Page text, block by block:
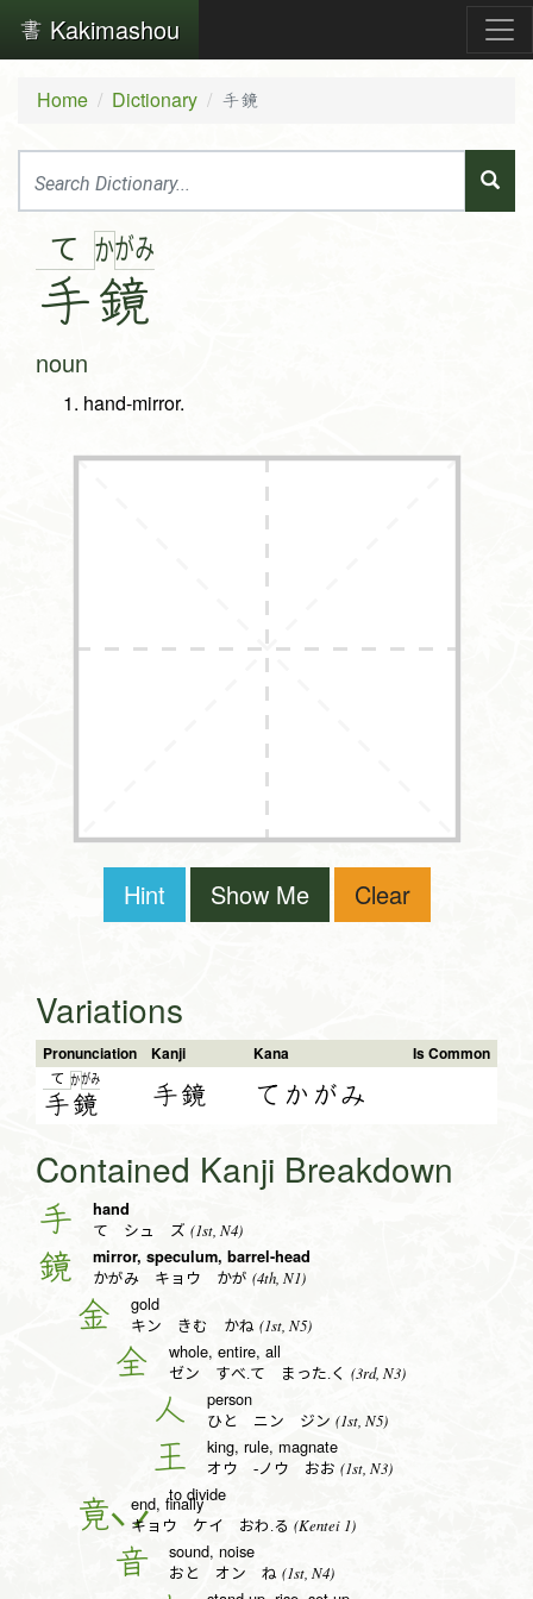
Kakimashou
Home Dictionary 手鏡
て
手
かがみ
鏡
noun
hand-mirror.
Hint Show Me Clear
Variations
Pronunciation Kanji Kana Is Common
て
手
かがみ
鏡 手鏡 てかがみ
Contained Kanji Breakdown
手 hand
て シュ ズ (1st, N4)
鏡 mirror, speculum, barrel-head
かがみ キョウ かが (4th, N1)
金 gold
キン きむ かね (1st, N5)
全 whole, entire, all
ゼン すべ.て まった.く (3rd, N3)
人 person
ひと ニン ジン (1st, N5)
王 king, rule, magnate
オウ -ノウ おお (1st, N3)
to divide
竟 end, finally
キョウ ケイ おわ.る (Kentei 1)
音 sound, noise
おと オン ね (1st, N4)